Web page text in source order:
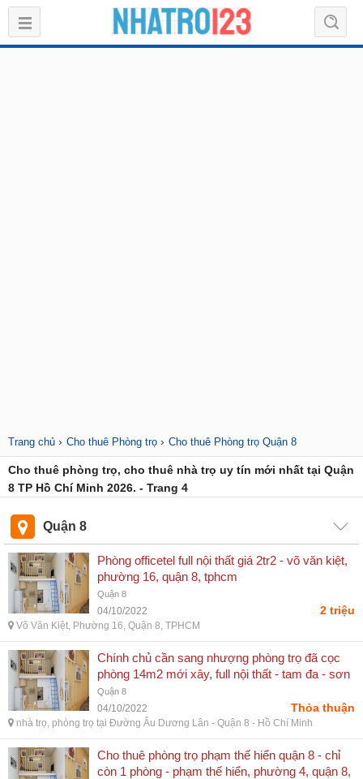
Trang chủ › Cho thuê Phòng trọ › Cho thuê Phòng trọ Quận 8
Cho thuê phòng trọ, cho thuê nhà trọ uy tín mới nhất tại Quận
8 TP Hồ Chí Minh 2026. - Trang 4
Quận 8
Phòng officetel full nội thất giá 2tr2 - võ văn kiệt,
phường 16, quận 8, tphcm
Quận 8
04/10/2022 2 triệu
Võ Văn Kiệt, Phường 16, Quận 8, TPHCM
Chính chủ cần sang nhượng phòng trọ đã cọc
phòng 14m2 mới xây, full nội thất - tam đa - sơn
dương - tuyên quang
Quận 8
04/10/2022 Thỏa thuận
nhà trọ, phòng trọ tại Đường Âu Dương Lân - Quận 8 - Hồ Chí Minh
Cho thuê phòng trọ phạm thế hiển quận 8 - chỉ
còn 1 phòng - phạm thế hiển, phường 4, quận 8,